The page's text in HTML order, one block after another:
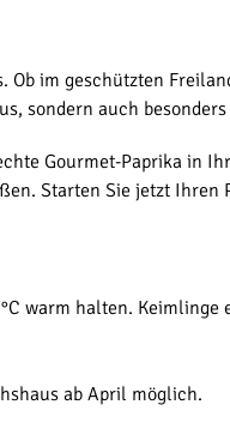
im geschützten
sondern auch
Gourmet-Paprika in
Starten Sie jetzt
warm halten.
ab April möglich.